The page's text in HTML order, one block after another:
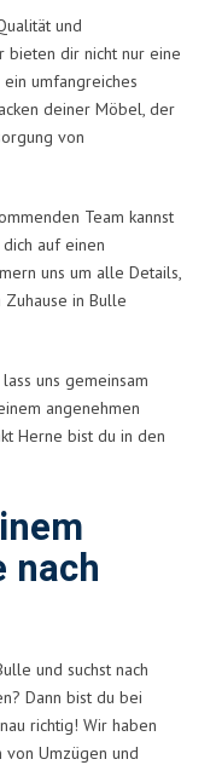
und
bieten dir nicht nur eine
umfangreiches
deiner Möbel, der
von
Team kannst
auf einen
uns um alle Details,
in Bulle
uns gemeinsam
angenehmen
Herne bist du in den
nach
und suchst nach
Dann bist du bei
richtig! Wir haben
Umzügen und